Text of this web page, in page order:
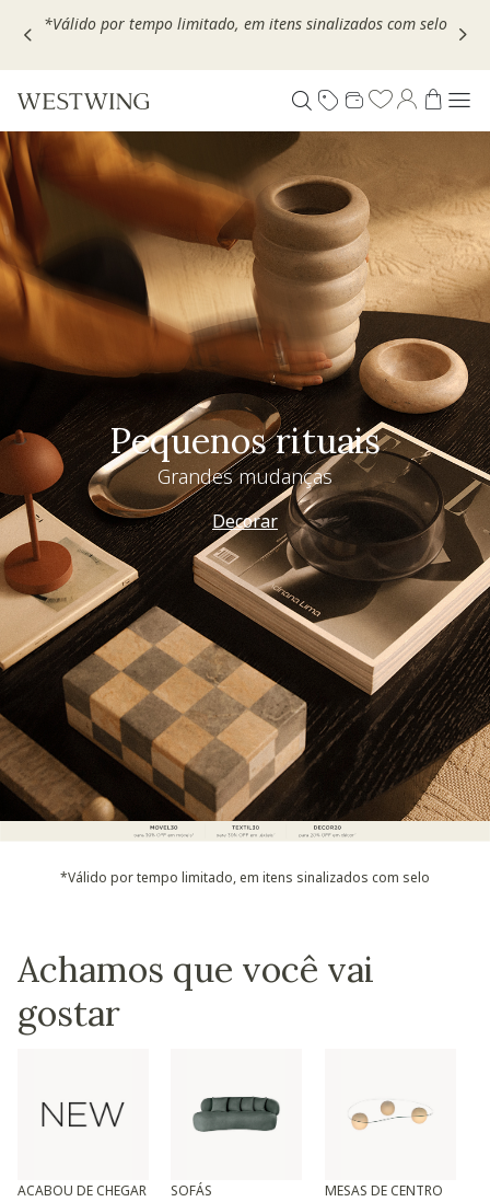
Escolha seu VOUCHER e ganhe até 30% OFF*: useMOVEL30,
Pequenos rituais
Grandes mudanças
Decorar
*Válido por tempo limitado, em itens sinalizados com selo
Achamos que você vai
gostar
ACABOU DE CHEGAR SOFÁS MESAS DE CENTRO